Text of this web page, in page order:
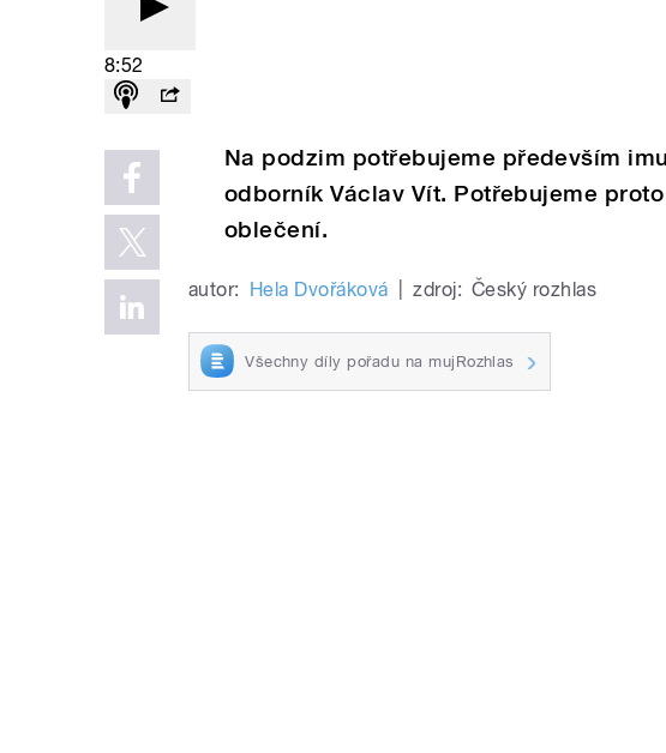
8:52
Na podzim potřebujeme především
odborník Václav Vít. Potřebujeme
oblečení.
autor: Hela Dvořáková zdroj: Český rozhlas
Všechny díly pořadu na mujRozhlas